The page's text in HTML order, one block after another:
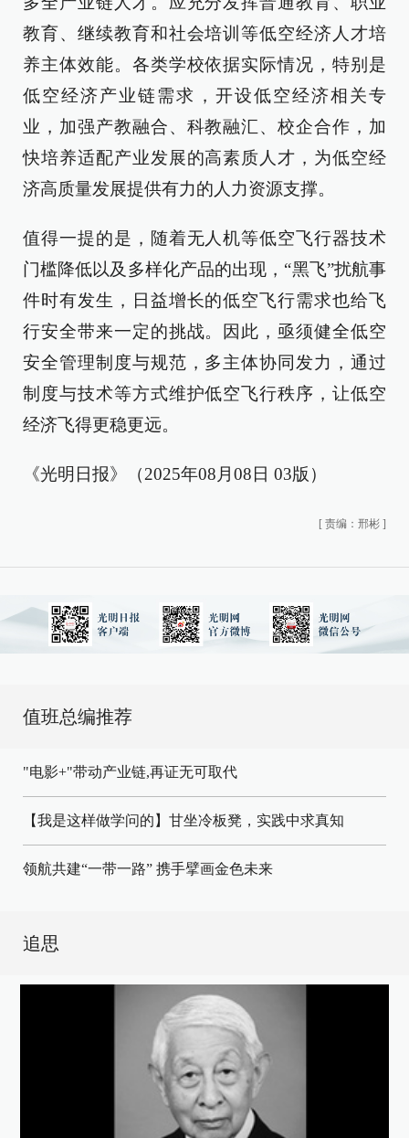
教育、继续教育和社会培训等低空经济人才培
养主体效能。各类学校依据实际情况，特别是
低空经济产业链需求，开设低空经济相关专
业，加强产教融合、科教融汇、校企合作，加
快培养适配产业发展的高素质人才，为低空经
济高质量发展提供有力的人力资源支撑。
值得一提的是，随着无人机等低空飞行器技术
门槛降低以及多样化产品的出现，“黑飞”扰航事
件时有发生，日益增长的低空飞行需求也给飞
行安全带来一定的挑战。因此，亟须健全低空
安全管理制度与规范，多主体协同发力，通过
制度与技术等方式维护低空飞行秩序，让低空
经济飞得更稳更远。
《光明日报》（2025年08月08日 03版）
[ 责编：邢彬 ]
值班总编推荐
"电影+"带动产业链,再证无可取代
【我是这样做学问的】甘坐冷板凳，实践中求真知
领航共建“一带一路” 携手擘画金色未来
追思